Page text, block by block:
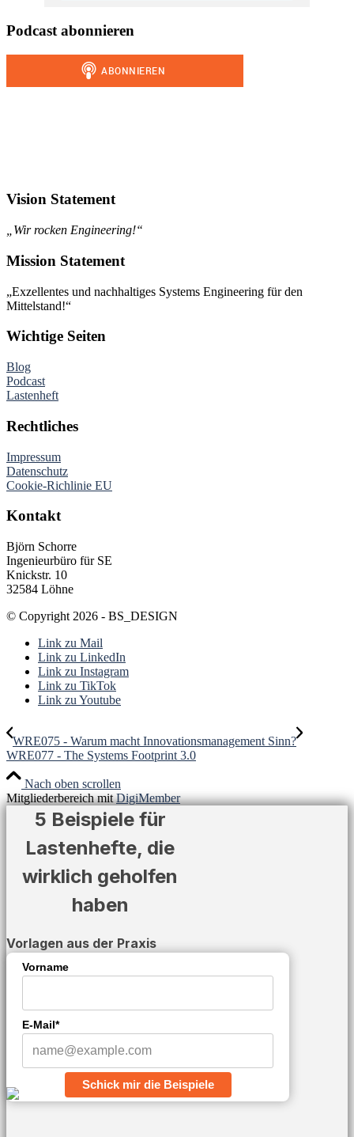
Podcast abonnieren
Vision Statement
„Wir rocken Engineering!“
Mission Statement
„Exzellentes und nachhaltiges Systems Engineering für den
Mittelstand!“
Wichtige Seiten
Blog
Podcast
Lastenheft
Rechtliches
Impressum
Datenschutz
Cookie-Richlinie EU
Kontakt
Björn Schorre
Ingenieurbüro für SE
Knickstr. 10
32584 Löhne
© Copyright 2026 - BS_DESIGN
Link zu Mail
Link zu LinkedIn
Link zu Instagram
Link zu TikTok
Link zu Youtube
WRE075 - Warum macht Innovationsmanagement Sinn?
WRE077 - The Systems Footprint 3.0
Nach oben scrollen
Mitgliederbereich mitDigiMember
5 Beispiele für
Lastenhefte, die
wirklich geholfen
haben
Vorlagen aus der Praxis
Vorname
E-Mail*
Schick mir die Beispiele